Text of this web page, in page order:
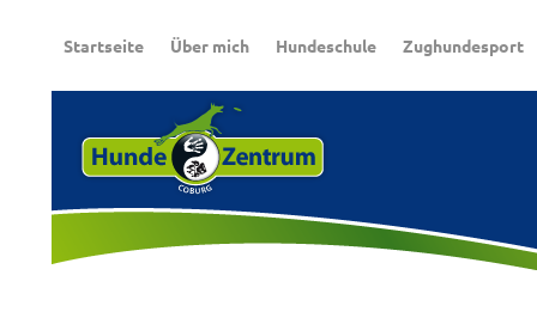
Startseite Über mich Hundeschule Zughundesport